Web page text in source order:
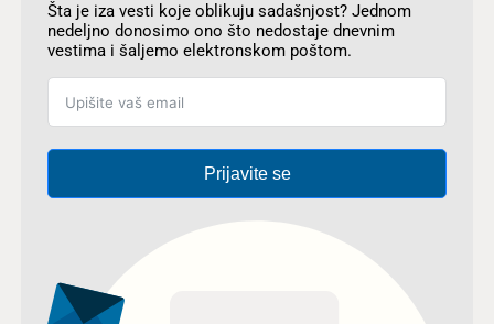
Šta je iza vesti koje oblikuju sadašnjost? Jednom
nedeljno donosimo ono što nedostaje dnevnim
vestima i šaljemo elektronskom poštom.
Prijavite se